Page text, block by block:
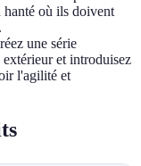
hanté où ils doivent
une série
et introduisez
l'agilité et